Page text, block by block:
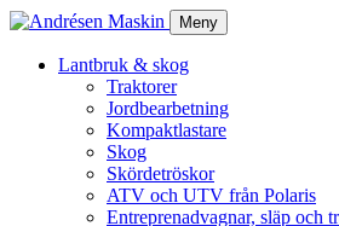
Meny
Lantbruk & skog
Traktorer
Jordbearbetning
Kompaktlastare
Skog
Skördetröskor
ATV och UTV från Polaris
Entreprenadvagnar, släp och